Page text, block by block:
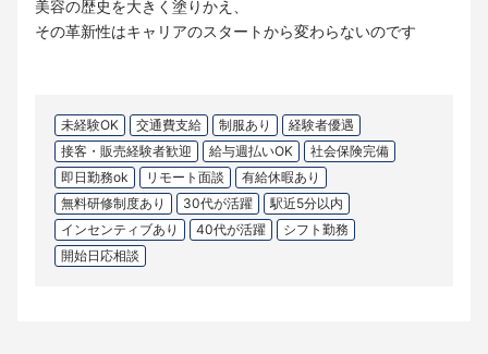
美容の歴史を大きく塗りかえ、
その革新性はキャリアのスタートから変わらないのです
未経験OK 交通費支給 制服あり
経験者優遇
接客・販売経験者歓迎
給与週払いOK
社会保険完備
即日勤務ok
リモート面談
有給休暇あり
無料研修制度あり
30代が活躍
駅近5分以内
インセンティブあり
40代が活躍
シフト勤務
開始日応相談